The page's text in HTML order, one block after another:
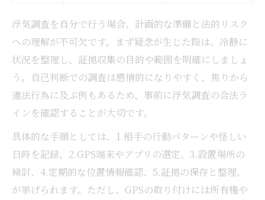
浮気調査を自分で行う場合、計画的な準備と法的リスク
への理解が不可欠です。まず疑念が生じた際は、冷静に
状況を整理し、証拠収集の目的や範囲を明確にしましょ
う。自己判断での調査は感情的になりやすく、焦りから
違法行為に及ぶ例もあるため、事前に浮気調査の合法ラ
インを確認することが大切です。
具体的な手順としては、1.相手の行動パターンや怪しい
日時を記録、2.GPS端末やアプリの選定、3.設置場所の
検討、4.定期的な位置情報確認、5.証拠の保存と整理、
が挙げられます。ただし、GPSの取り付けには所有権や